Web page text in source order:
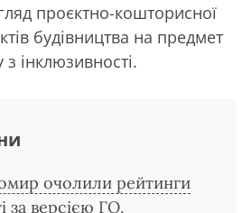
проєктно-кошторисної
будівництва на предмет
з інклюзивності.
очолили рейтинги
за версією ГО,